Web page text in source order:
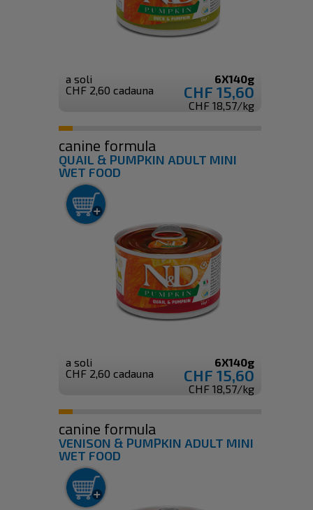
a soli
CHF 2,60 cadauna
6X140g
CHF 15,60
CHF 18,57/kg
canine formula
QUAIL & PUMPKIN ADULT MINI
WET FOOD
a soli
CHF 2,60 cadauna
6X140g
CHF 15,60
CHF 18,57/kg
canine formula
VENISON & PUMPKIN ADULT MINI
WET FOOD